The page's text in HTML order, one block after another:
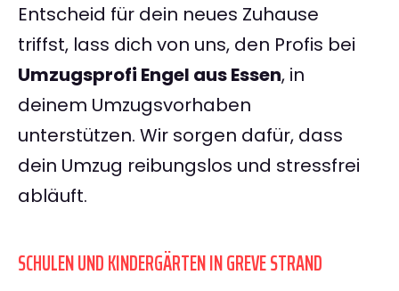
Entscheid für dein neues Zuhause
triffst, lass dich von uns, den Profis bei
Umzugsprofi Engel aus Essen, in
deinem Umzugsvorhaben
unterstützen. Wir sorgen dafür, dass
dein Umzug reibungslos und stressfrei
abläuft.
SCHULEN UND KINDERGÄRTEN IN GREVE STRAND